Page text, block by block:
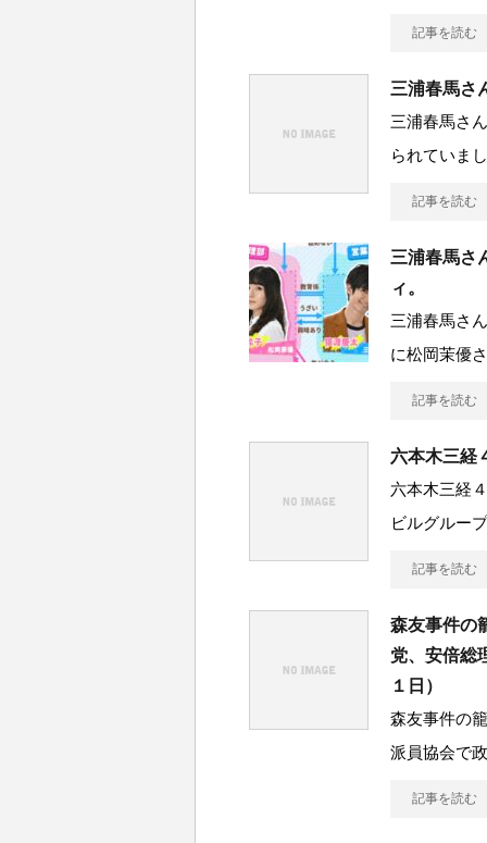
記事を読む
三浦春馬さ
三浦春馬さ
られていま
記事を読む
三浦春馬さ
ィ。
三浦春馬さ
に松岡茉優
記事を読む
六本木三経
六本木三経
ビルグルー
記事を読む
森友事件の
党、安倍総
１日）
森友事件の
派員協会で
記事を読む